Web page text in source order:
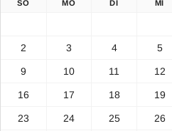
SO MO DI MI
2 3 4 5
9 10 11 12
16 17 18 19
23 24 25 26